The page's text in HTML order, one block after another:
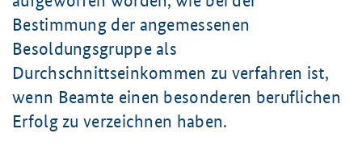
Bestimmung der angemessenen
Besoldungsgruppe als
Durchschnittseinkommen zu verfahren ist,
wenn Beamte einen besonderen beruflichen
Erfolg zu verzeichnen haben.